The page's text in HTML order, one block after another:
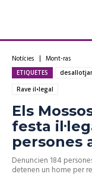
Notícies Mont-ras
ETIQUETES
Rave il•legal
Els
festa
persones
Denuncien 184
detenen un home per